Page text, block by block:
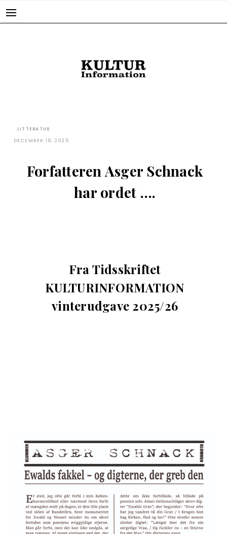
LITTERATUR
DECEMBER 18, 2025
Forfatteren Asger Schnack
har ordet ….
Fra Tidsskriftet
KULTURINFORMATION
vinterudgave 2025/26